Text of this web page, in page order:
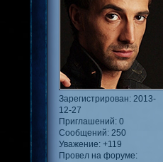
Зарегистрирован: 2013-
12-27
Приглашений: 0
Сообщений: 250
Уважение: +119
Провел на форуме: